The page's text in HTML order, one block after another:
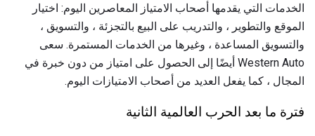
الخدمات التي يقدمها أصحاب الامتياز المعاصرين اليوم: اختيار
الموقع والتطوير ، والتدريب على البيع بالتجزئة ، والتسويق ،
والتسويق المساعدة ، وغيرها من الخدمات المستمرة. سعى
Western Auto أيضًا إلى الحصول على امتياز من دون خبرة في
المجال ، كما يفعل العديد من أصحاب الامتيازات اليوم.
فترة ما بعد الحرب العالمية الثانية